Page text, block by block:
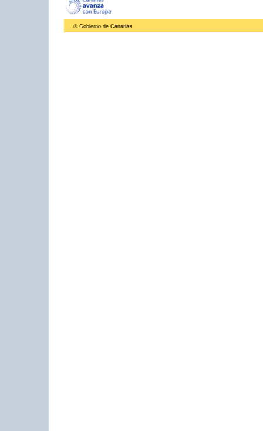
© Gobierno de Canarias